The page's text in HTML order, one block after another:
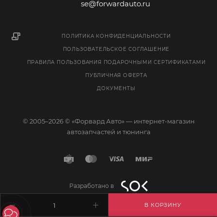
В КОРЗИНУ
se@forwardauto.ru
ПОЛИТИКА КОНФИДЕНЦИАЛЬНОСТИ
ПОЛЬЗОВАТЕЛЬСКОЕ СОГЛАШЕНИЕ
ПРАВИЛА ПОЛЬЗОВАНИЯ ПОДАРОЧНЫМИ СЕРТИФИКАТАМИ
ПУБЛИЧНАЯ ОФЕРТА
ДОКУМЕНТЫ
© 2005–2026 © «Форвард Авто» — интернет-магазин
автозапчастей и тюнинга
Разработано в